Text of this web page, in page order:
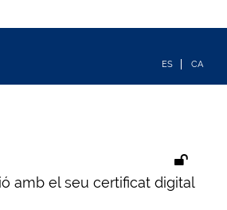
amb el seu certificat digital